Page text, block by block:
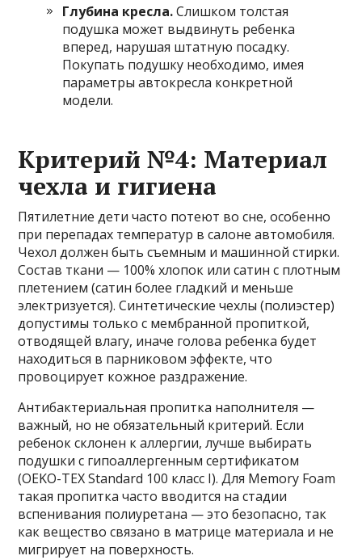
Глубина кресла.Слишком толстая
подушка может выдвинуть ребенка
вперед, нарушая штатную посадку.
Покупать подушку необходимо, имея
параметры автокресла конкретной
модели.
Критерий №4: Материал
чехла и гигиена
Пятилетние дети часто потеют во сне, особенно
при перепадах температур в салоне автомобиля.
Чехол должен быть съемным и машинной стирки.
Состав ткани — 100% хлопок или сатин с плотным
плетением (сатин более гладкий и меньше
электризуется). Синтетические чехлы (полиэстер)
допустимы только с мембранной пропиткой,
отводящей влагу, иначе голова ребенка будет
находиться в парниковом эффекте, что
провоцирует кожное раздражение.
Антибактериальная пропитка наполнителя —
важный, но не обязательный критерий. Если
ребенок склонен к аллергии, лучше выбирать
подушки с гипоаллергенным сертификатом
(OEKO-TEX Standard 100 класс I). Для Memory Foam
такая пропитка часто вводится на стадии
вспенивания полиуретана — это безопасно, так
как вещество связано в матрице материала и не
мигрирует на поверхность.